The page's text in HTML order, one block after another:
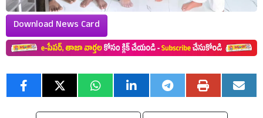
Download News Card